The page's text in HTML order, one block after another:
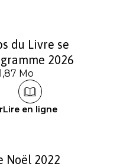
du Livre se
2026
Mo
Lire en ligne
Noël 2022